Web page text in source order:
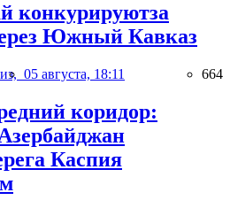
конкурируютза
Южный Кавказ
05 августа, 18:11 664
коридор:
Каспия